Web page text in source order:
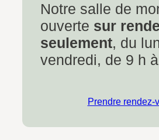
Notre salle de
ouverte sur
seulement, du
vendredi, de 9 h
Prendre rendez-